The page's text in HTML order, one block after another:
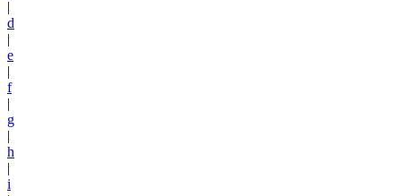
|
d
|
e
|
f
|
g
|
h
|
i